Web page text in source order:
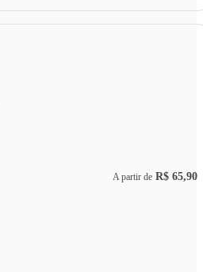
A partir de R$ 65,90